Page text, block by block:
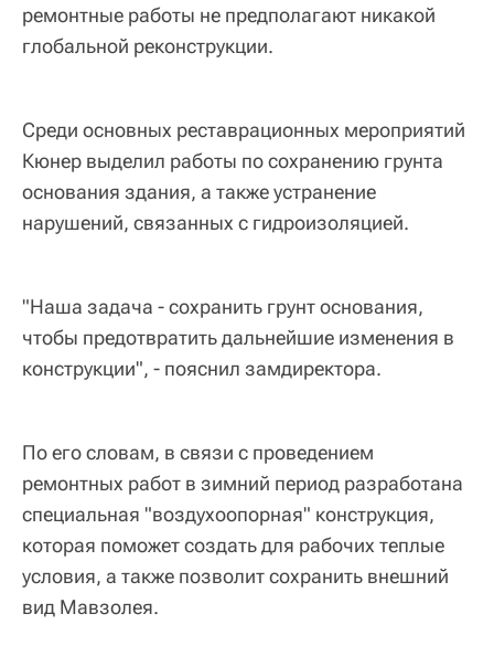
ремонтные работы не предполагают никакой
глобальной реконструкции.
Среди основных реставрационных мероприятий
Кюнер выделил работы по сохранению грунта
основания здания, а также устранение
нарушений, связанных с гидроизоляцией.
"Наша задача - сохранить грунт основания,
чтобы предотвратить дальнейшие изменения в
конструкции", - пояснил замдиректора.
По его словам, в связи с проведением
ремонтных работ в зимний период разработана
специальная "воздухоопорная" конструкция,
которая поможет создать для рабочих теплые
условия, а также позволит сохранить внешний
вид Мавзолея.